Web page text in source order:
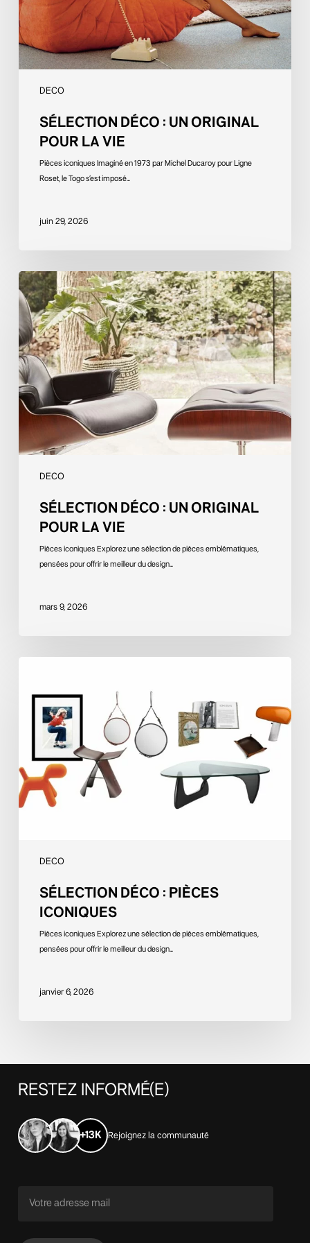
DECO
SÉLECTION DÉCO : UN ORIGINAL
POUR LA VIE
Pièces iconiques Imaginé en 1973 par Michel Ducaroy pour Ligne
Roset, le Togo s’est imposé…
juin 29, 2026
DECO
Sélection
Déco
un
original
pour
la
vie
SÉLECTION DÉCO : UN ORIGINAL
POUR LA VIE
Pièces iconiques Explorez une sélection de pièces emblématiques,
pensées pour offrir le meilleur du design…
mars 9, 2026
DECO
Pièces
iconiques
SÉLECTION DÉCO : PIÈCES
ICONIQUES
Pièces iconiques Explorez une sélection de pièces emblématiques,
pensées pour offrir le meilleur du design…
janvier 6, 2026
RESTEZ INFORMÉ(E)
+13K Rejoignez la communauté